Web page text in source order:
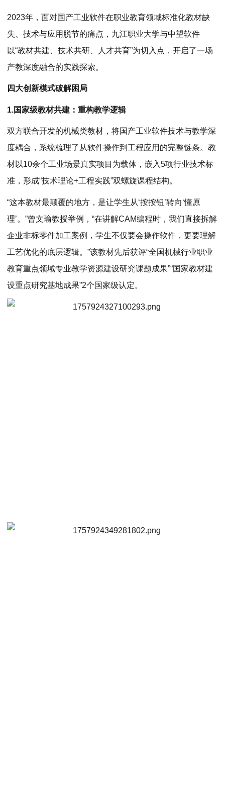
2023年，面对国产工业软件在职业教育领域标准化教材缺
失、技术与应用脱节的痛点，九江职业大学与中望软件
以“教材共建、技术共研、人才共育”为切入点，开启了一场
产教深度融合的实践探索。
四大创新模式破解困局
1.国家级教材共建：重构教学逻辑
双方联合开发的机械类教材，将国产工业软件技术与教学深
度耦合，系统梳理了从软件操作到工程应用的完整链条。教
材以10余个工业场景真实项目为载体，嵌入5项行业技术标
准，形成“技术理论+工程实践”双螺旋课程结构。
“这本教材最颠覆的地方，是让学生从‘按按钮’转向‘懂原
理’。”曾文瑜教授举例，“在讲解CAM编程时，我们直接拆解
企业非标零件加工案例，学生不仅要会操作软件，更要理解
工艺优化的底层逻辑。”该教材先后获评“全国机械行业职业
教育重点领域专业教学资源建设研究课题成果”“国家教材建
设重点研究基地成果”2个国家级认定。